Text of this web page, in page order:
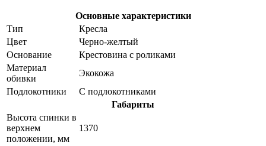
Основные характеристики
Тип
Кресла
Цвет
Черно-желтый
Основание
Крестовина с роликами
Материал
обивки
Экокожа
Подлокотники
С подлокотниками
Габариты
Высота спинки в
верхнем
положении, мм
1370